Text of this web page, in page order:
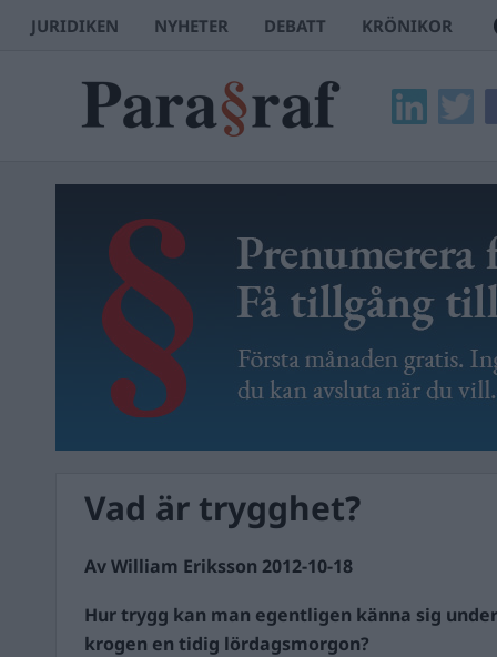
JURIDIKEN NYHETER DEBATT KRÖNIKOR
Vad är trygghet?
Av William Eriksson 2012-10-18
Hur trygg kan man egentligen känna sig
krogen en tidig lördagsmorgon?